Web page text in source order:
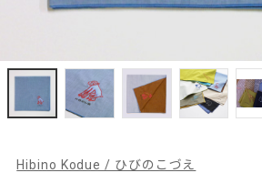
Hibino Kodue / ひびのこづえ